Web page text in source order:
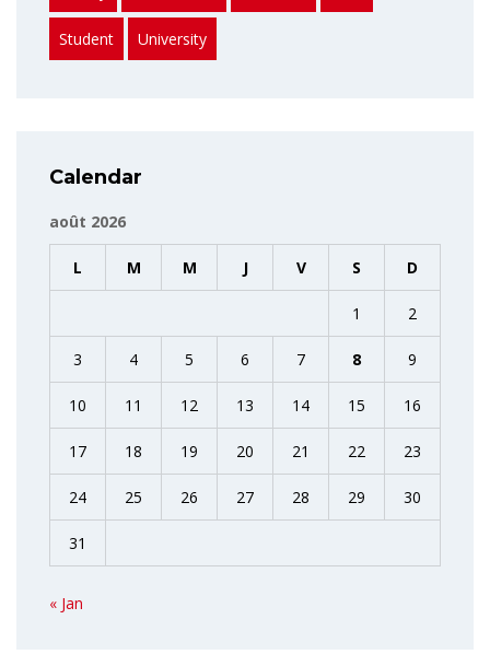
Student University
Calendar
août 2026
L M M J V S D
1 2
3 4 5 6 7 8 9
10 11 12 13 14 15 16
17 18 19 20 21 22 23
24 25 26 27 28 29 30
31
« Jan